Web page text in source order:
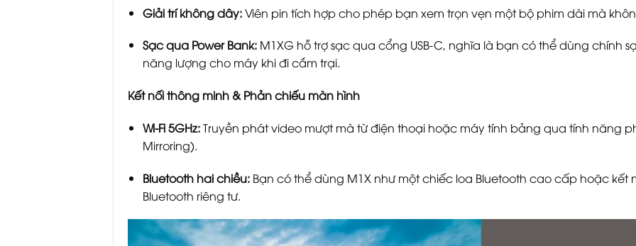
Giải trí không dây:Viên pin tích hợp cho phép bạn xem trọn vẹn một bộ phim dài mà
Sạc qua Power Bank:M1XG hỗ trợ sạc qua cổng USB-C, nghĩa là bạn có thể dùng chính
năng lượng cho máy khi đi cắm trại.
Kết nối thông minh & Phản chiếu màn hình
Wi-Fi 5GHz:Truyền phát video mượt mà từ điện thoại hoặc máy tính bảng qua tính năng
Mirroring).
Bluetooth hai chiều:Bạn có thể dùng M1X như một chiếc loa Bluetooth cao cấp hoặc kết
Bluetooth riêng tư.